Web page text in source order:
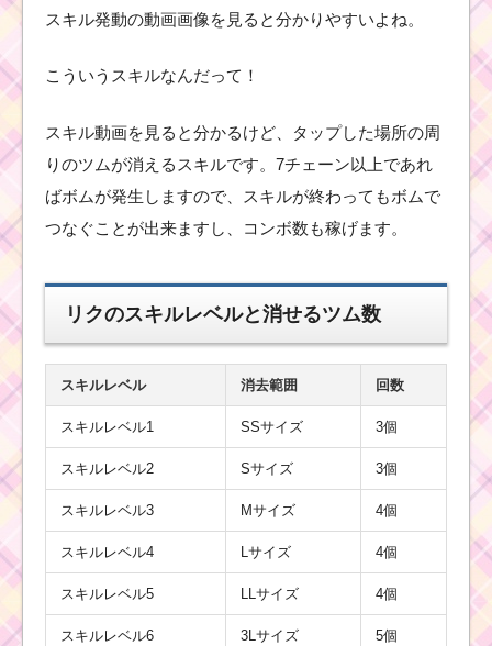
スキル発動の動画画像を見ると分かりやすいよね。
こういうスキルなんだって！
スキル動画を見ると分かるけど、タップした場所の周
りのツムが消えるスキルです。7チェーン以上であれ
ばボムが発生しますので、スキルが終わってもボムで
つなぐことが出来ますし、コンボ数も稼げます。
リクのスキルレベルと消せるツム数
スキルレベル 消去範囲 回数
スキルレベル1 SSサイズ 3個
スキルレベル2 Sサイズ 3個
スキルレベル3 Mサイズ 4個
スキルレベル4 Lサイズ 4個
スキルレベル5 LLサイズ 4個
スキルレベル6 3Lサイズ 5個